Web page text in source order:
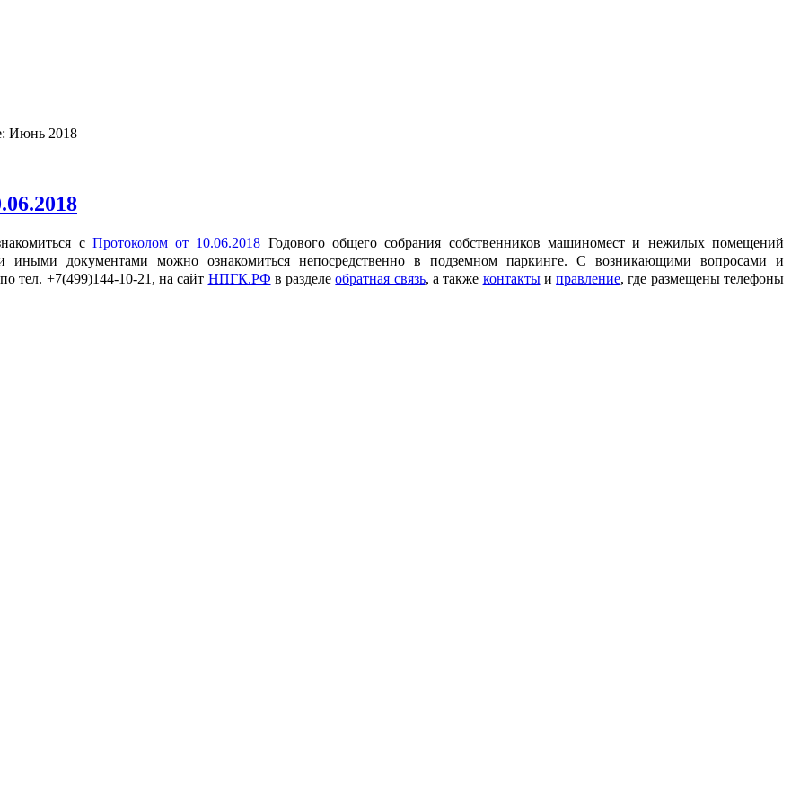
Июнь 2018
с Протоколом от 10.06.2018 Годового общего собрания собственников машиномест и нежилых помещений
иными документами можно ознакомиться непосредственно в подземном паркинге. С возникающими вопросами и
тел. +7(499)144-10-21, на сайт НПГК.РФ в разделеобратная связь, а также контактыиправление, где размещены телефоны